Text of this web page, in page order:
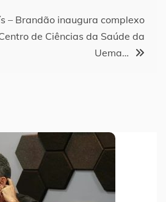
– Brandão inaugura complexo
de Ciências da Saúde da
Uema…